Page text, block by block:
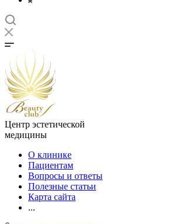
Центр эстетической
медицины
О клинике
Пациентам
Вопросы и ответы
Полезные статьи
Карта сайта
...